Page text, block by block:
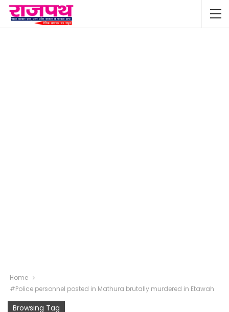
Home
#Police personnel posted in Mathura brutally murdered in Etawah
Browsing Tag